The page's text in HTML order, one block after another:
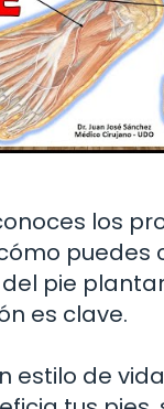
los
puedes
pie
es clave.
estilo de